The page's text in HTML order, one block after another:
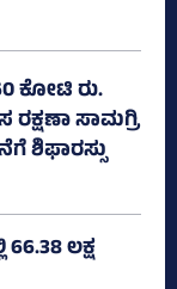
ಕೋಟಿ ರು.
ಸಾಮಗ್ರಿ
ಶಿಫಾರಸ್ಸು
ಲಕ್ಷ